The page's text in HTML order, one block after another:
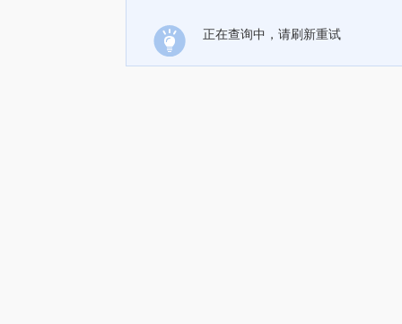
正在查询中，请刷新重试